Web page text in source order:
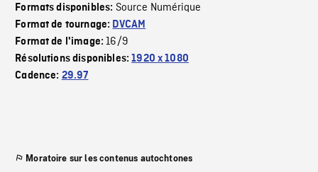
Formats disponibles: Source Numérique
Format de tournage: DVCAM
Format de l'image:16/9
Résolutions disponibles:1920 x 1080
Cadence: 29.97
Moratoire sur les contenus autochtones